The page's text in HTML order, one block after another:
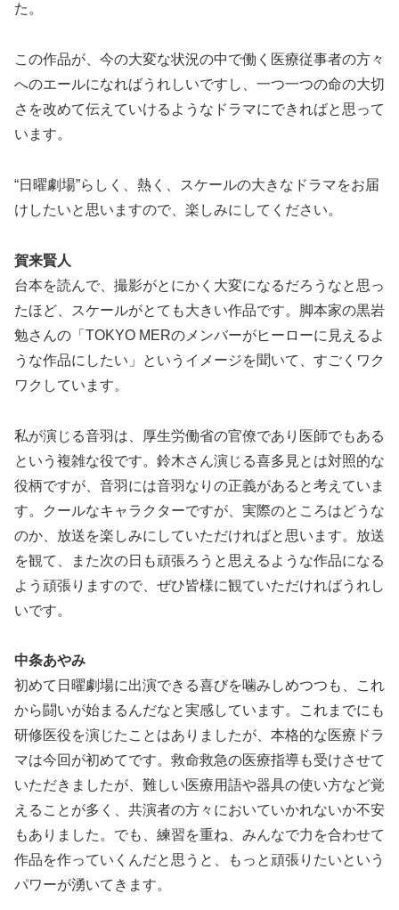
た。
この作品が、今の大変な状況の中で働く医療従事者の方々
へのエールになればうれしいですし、一つ一つの命の大切
さを改めて伝えていけるようなドラマにできればと思って
います。
“日曜劇場”らしく、熱く、スケールの大きなドラマをお届
けしたいと思いますので、楽しみにしてください。
賀来賢人
台本を読んで、撮影がとにかく大変になるだろうなと思っ
たほど、スケールがとても大きい作品です。脚本家の黒岩
勉さんの「TOKYO MERのメンバーがヒーローに見えるよ
うな作品にしたい」というイメージを聞いて、すごくワク
ワクしています。
私が演じる音羽は、厚生労働省の官僚であり医師でもある
という複雑な役です。鈴木さん演じる喜多見とは対照的な
役柄ですが、音羽には音羽なりの正義があると考えていま
す。クールなキャラクターですが、実際のところはどうな
のか、放送を楽しみにしていただければと思います。放送
を観て、また次の日も頑張ろうと思えるような作品になる
よう頑張りますので、ぜひ皆様に観ていただければうれし
いです。
中条あやみ
初めて日曜劇場に出演できる喜びを噛みしめつつも、これ
から闘いが始まるんだなと実感しています。これまでにも
研修医役を演じたことはありましたが、本格的な医療ドラ
マは今回が初めてです。救命救急の医療指導も受けさせて
いただきましたが、難しい医療用語や器具の使い方など覚
えることが多く、共演者の方々においていかれないか不安
もありました。でも、練習を重ね、みんなで力を合わせて
作品を作っていくんだと思うと、もっと頑張りたいという
パワーが湧いてきます。